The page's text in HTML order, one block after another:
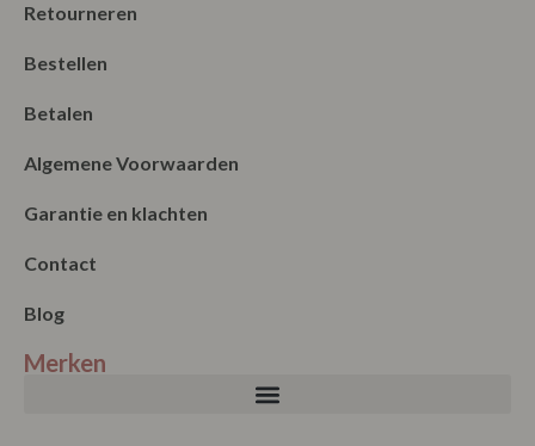
Retourneren
Bestellen
Betalen
Algemene Voorwaarden
Garantie en klachten
Contact
Blog
Merken